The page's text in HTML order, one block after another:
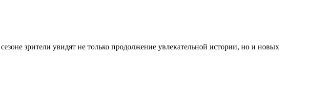
зрители увидят не только продолжение увлекательной истории, но и новых